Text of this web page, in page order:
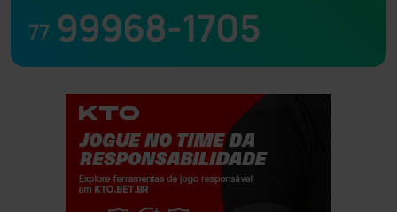
77 99968-1705